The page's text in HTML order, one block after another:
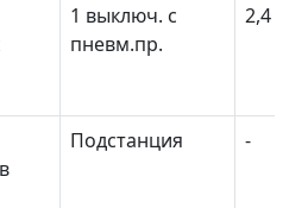
1 выключ. с
пневм.пр.
2,4
Подстанция -